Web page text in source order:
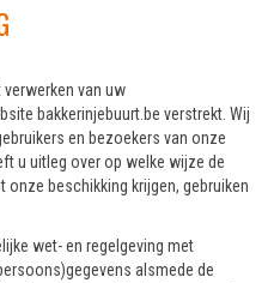
van uw
bakkerinjebuurt.be verstrekt. Wij
en bezoekers van onze
u uitleg over op welke wijze de
beschikking krijgen, gebruiken
wet- en regelgeving met
alsmede de